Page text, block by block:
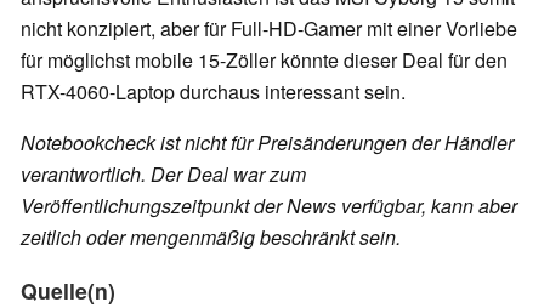
nicht konzipiert, aber für Full-HD-Gamer mit einer Vorliebe
für möglichst mobile 15-Zöller könnte dieser Deal für den
RTX-4060-Laptop durchaus interessant sein.
Notebookcheck ist nicht für Preisänderungen der Händler
verantwortlich. Der Deal war zum
Veröffentlichungszeitpunkt der News verfügbar, kann aber
zeitlich oder mengenmäßig beschränkt sein.
Quelle(n)